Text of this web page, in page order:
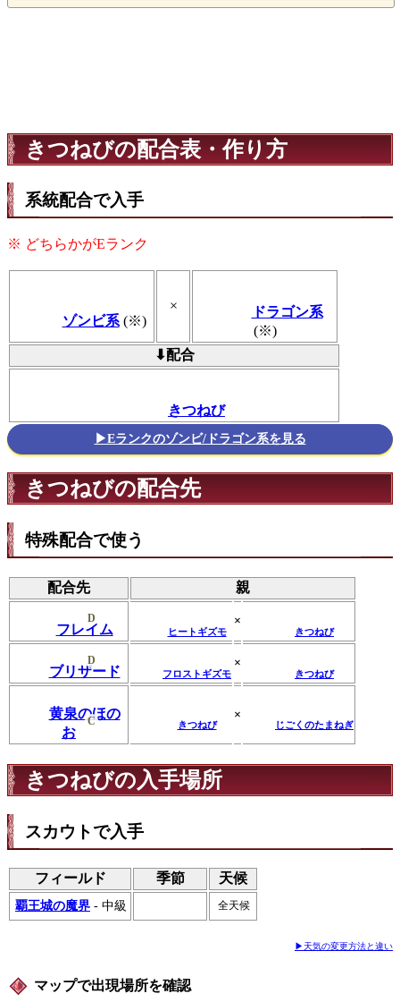
きつねびの配合表・作り方
系統配合で入手
※ どちらかがEランク
ゾンビ系(※)
×
ドラゴン系
(※)
⬇配合
きつねび
▶Eランクのゾンビ/ドラゴン系を見る
きつねびの配合先
特殊配合で使う
配合先 親
フレイム
D
ヒートギズモ
×
きつねび
ブリザード
D
フロストギズモ
×
きつねび
黄泉のほの
お
C きつねび
×
じごくのたまねぎ
きつねびの入手場所
スカウトで入手
フィールド 季節 天候
覇王城の魔界 - 中級 全天候
▶天気の変更方法と違い
マップで出現場所を確認